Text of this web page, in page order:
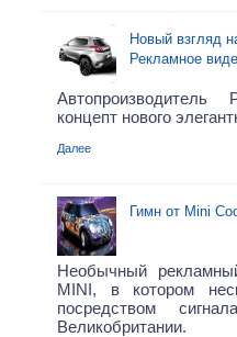
Новый взгляд
Рекламное
Автопроизводитель
концепт нового
Далее
Гимн от Mini
Необычный
MINI, в котором
посредством
Великобритании.